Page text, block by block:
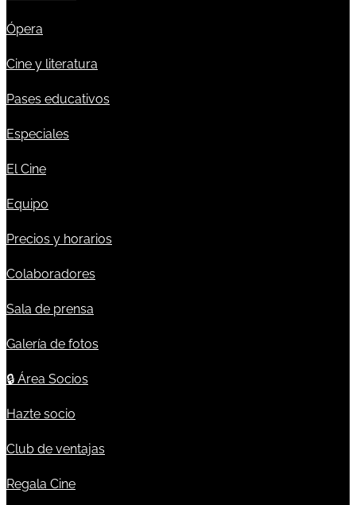
Ópera
Cine y literatura
Pases educativos
Especiales
El Cine
Equipo
Precios y horarios
Colaboradores
Sala de prensa
Galería de fotos
🔒 Área Socios
Hazte socio
Club de ventajas
Regala Cine